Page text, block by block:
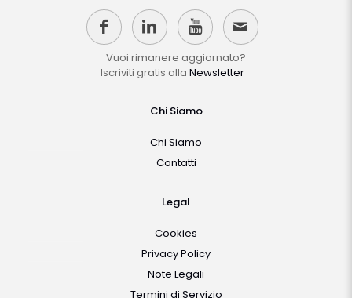
Vuoi rimanere aggiornato?
Iscriviti gratis alla Newsletter
Chi Siamo
Chi Siamo
Contatti
Legal
Cookies
Privacy Policy
Note Legali
Termini di Servizio